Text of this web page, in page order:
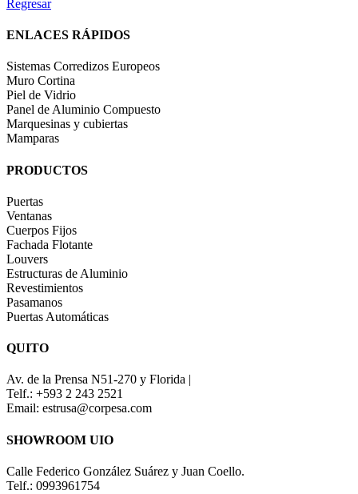
Regresar
ENLACES RÁPIDOS
Sistemas Corredizos Europeos
Muro Cortina
Piel de Vidrio
Panel de Aluminio Compuesto
Marquesinas y cubiertas
Mamparas
PRODUCTOS
Puertas
Ventanas
Cuerpos Fijos
Fachada Flotante
Louvers
Estructuras de Aluminio
Revestimientos
Pasamanos
Puertas Automáticas
QUITO
Av. de la Prensa N51-270 y Florida |
Telf.: +593 2 243 2521
Email: estrusa@corpesa.com
SHOWROOM UIO
Calle Federico González Suárez y Juan Coello.
Telf.: 0993961754